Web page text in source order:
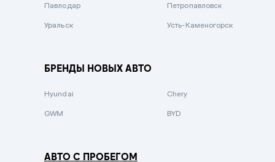
Зеленый металлик
Павлодар Петропавловск
Уральск Усть-Каменогорск
БРЕНДЫ НОВЫХ АВТО
Hyundai Chery
GWM BYD
АВТО С ПРОБЕГОМ